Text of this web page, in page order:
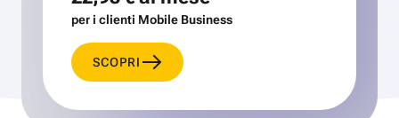
per i clienti Mobile Business
SCOPRI